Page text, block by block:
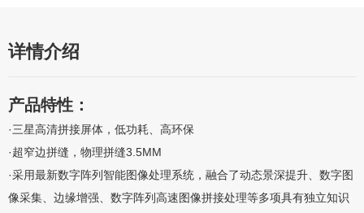
详情介绍
产品特性：
·三星高清拼接屏体，低功耗、高环保
·超窄边拼缝，物理拼缝3.5MM
·采用最新数字阵列智能图像处理系统，融合了动态景深提升、数字图
像采集、边缘增强、数字阵列高速图像拼接处理等多项具有独立知识